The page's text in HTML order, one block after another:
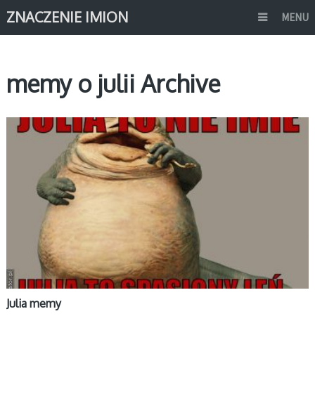
ZNACZENIE IMION MENU
memy o julii Archive
MEMY IMIONA
Julia memy